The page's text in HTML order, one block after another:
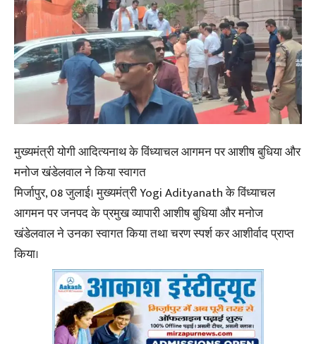
मुख्यमंत्री योगी आदित्यनाथ के विंध्याचल आगमन पर आशीष बुधिया और
मनोज खंडेलवाल ने किया स्वागत
मिर्जापुर, 08 जुलाई। मुख्यमंत्री Yogi Adityanath के विंध्याचल
आगमन पर जनपद के प्रमुख व्यापारी आशीष बुधिया और मनोज
खंडेलवाल ने उनका स्वागत किया तथा चरण स्पर्श कर आशीर्वाद प्राप्त
किया।